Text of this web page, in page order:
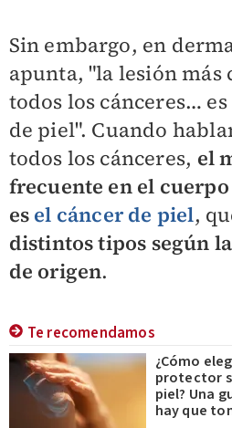
Sin embargo, en
apunta, "la lesión más
todos los cánceres…
de piel". Cuando
todos los cánceres, el
frecuente en el
es el cáncer de piel,
distintos tipos según
de origen.
Te recomendamos
¿Cómo
protector
piel? Una
hay que